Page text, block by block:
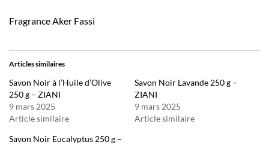
Fragrance Aker Fassi
Articles similaires
Savon Noir à l’Huile d’Olive
250 g – ZIANI
9 mars 2025
Article similaire
Savon Noir Lavande 250 g –
ZIANI
9 mars 2025
Article similaire
Savon Noir Eucalyptus 250 g –